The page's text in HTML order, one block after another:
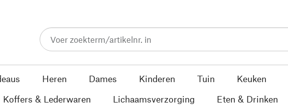
Heren Dames Kinderen Tuin Keuken
Koffers & Lederwaren
Lichaamsverzorging Eten & Drinken